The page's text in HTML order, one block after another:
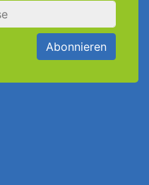
Abonnieren